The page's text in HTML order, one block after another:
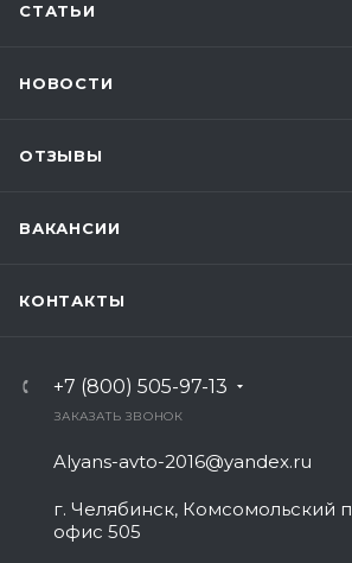
СТАТЬИ
НОВОСТИ
ОТЗЫВЫ
ВАКАНСИИ
КОНТАКТЫ
+7 (800) 505-97-13
ЗАКАЗАТЬ ЗВОНОК
Alyans-avto-2016@yandex.ru
г. Челябинск, Комсомольский
офис 505